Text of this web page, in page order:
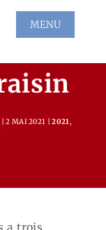
2 MAI 2021 2021,
a trois